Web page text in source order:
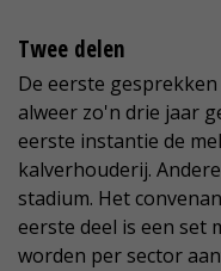
Twee delen
De eerste
alweer zo'n drie jaar
eerste instantie de
kalverhouderij.
stadium. Het
eerste deel is een set
worden per sector